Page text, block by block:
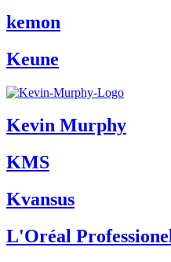
kemon
Keune
Kevin Murphy
KMS
Kvansus
L'Oréal Professionel